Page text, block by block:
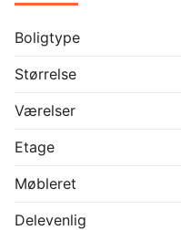
ventilationsanlæg
Alle hårde hvidevarer
Lyse og moderne
Her får du en
og seniorer.
Bo i fredelige
faciliteter inden for kort
Boligtype
Størrelse
Værelser
Etage
Møbleret
Delevenlig